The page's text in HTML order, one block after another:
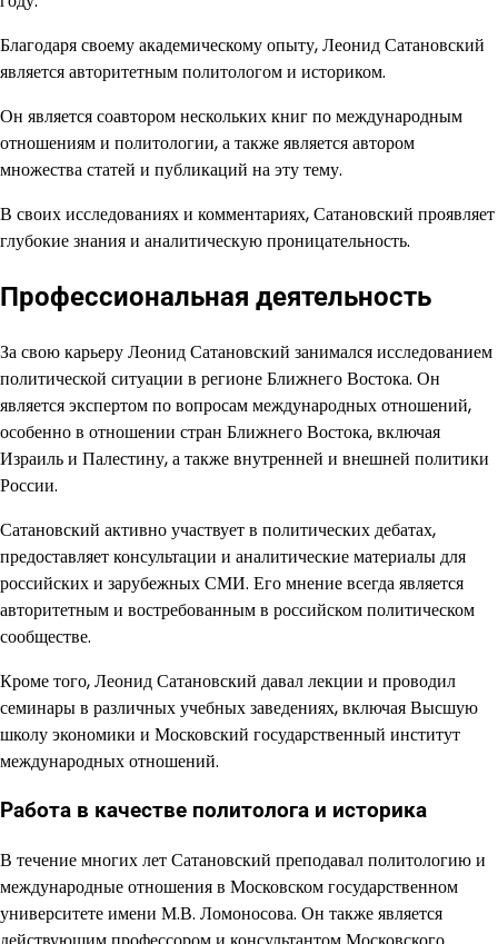
Благодаря своему академическому опыту, Леонид Сатановский
является авторитетным политологом и историком.
Он является соавтором нескольких книг по международным
отношениям и политологии, а также является автором
множества статей и публикаций на эту тему.
В своих исследованиях и комментариях, Сатановский проявляет
глубокие знания и аналитическую проницательность.
Профессиональная деятельность
За свою карьеру Леонид Сатановский занимался исследованием
политической ситуации в регионе Ближнего Востока. Он
является экспертом по вопросам международных отношений,
особенно в отношении стран Ближнего Востока, включая
Израиль и Палестину, а также внутренней и внешней политики
России.
Сатановский активно участвует в политических дебатах,
предоставляет консультации и аналитические материалы для
российских и зарубежных СМИ. Его мнение всегда является
авторитетным и востребованным в российском политическом
сообществе.
Кроме того, Леонид Сатановский давал лекции и проводил
семинары в различных учебных заведениях, включая Высшую
школу экономики и Московский государственный институт
международных отношений.
Работа в качестве политолога и историка
В течение многих лет Сатановский преподавал политологию и
международные отношения в Московском государственном
университете имени М.В. Ломоносова. Он также является